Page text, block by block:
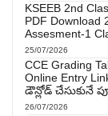
KSEEB 2nd
PDF Download
Assesment-1
25/07/2026
CCE Grading
Online Entry
డౌన్లోడ్ చేసుకునే
26/07/2026